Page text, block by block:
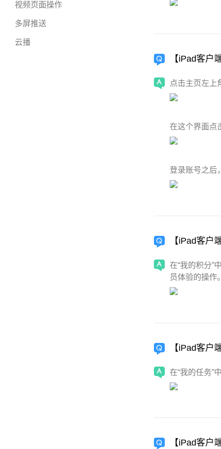
【iPad客户
点击主页左上
在这个界面点
登录账号之后
【iPad客户
在“我的积分”
员体验的操作
【iPad客户
在“我的任务”
【iPad客户
视频页面操作
多屏推送
云播